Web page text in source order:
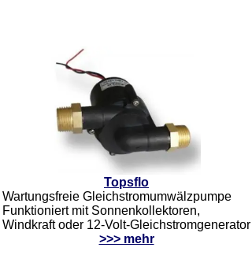
Topsflo
Wartungsfreie Gleichstromumwälzpumpe
Funktioniert mit Sonnenkollektoren,
Windkraft oder 12-Volt-Gleichstromgenerator
>>> mehr